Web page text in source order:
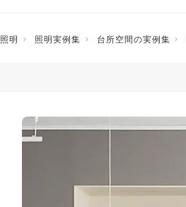
照明 照明実例集 台所空間の実例集